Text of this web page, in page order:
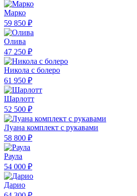
Марко
59 850 ₽
Олива
47 250 ₽
Никола с болеро
61 950 ₽
Шарлотт
52 500 ₽
Луана комплект с рукавами
58 800 ₽
Раула
54 000 ₽
Дарио